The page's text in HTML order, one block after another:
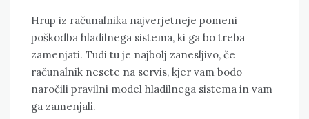
Hrup iz računalnika najverjetneje pomeni
poškodba hladilnega sistema, ki ga bo treba
zamenjati. Tudi tu je najbolj zanesljivo, če
računalnik nesete na servis, kjer vam bodo
naročili pravilni model hladilnega sistema in vam
ga zamenjali.